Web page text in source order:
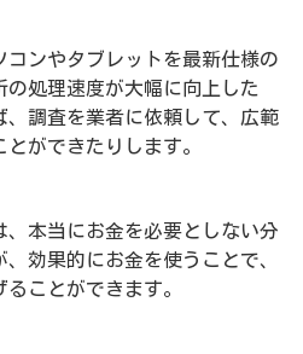
コンやタブレットを最新仕様の
処理速度が大幅に向上した
、調査を業者に依頼して、広範
ができたりします。
、本当にお金を必要としない分
効果的にお金を使うことで、
ことができます。